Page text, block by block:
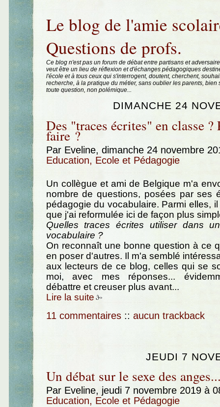
Le blog de l'amie
Questions de profs.
Ce blog n'est pas un forum de débat entre partisans et
veut être un lieu de réflexion et d'échanges pédagogiques
l'école et à tous ceux qui s'interrogent, doutent, cherchent,
recherche, à la pratique du métier, sans oublier les parents, bien
toute question, non polémique...
DIMANCHE 24
Des "traces écrites" en classe ?
faire ?
Par Eveline, dimanche 24 novembre
Education, Ecole et Pédagogie
Un collègue et ami de Belgique m'a
nombre de questions, posées par ses
pédagogie du vocabulaire. Parmi elles,
que j'ai reformulée ici de façon plus
Quelles traces écrites utiliser dans
vocabulaire ?
On reconnaît une bonne question à ce
en poser d'autres. Il m'a semblé
aux lecteurs de ce blog, celles qui se
moi, avec mes réponses...
débattre et creuser plus avant...
Lire la suite
11 commentaires :: aucun trackback
JEUDI 7
Un débat sur le sexe des
Par Eveline, jeudi 7 novembre 2019 à
Education, Ecole et Pédagogie